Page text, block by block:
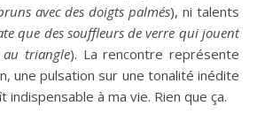
avec des doigts palmés), ni talents
que des souffleurs de verre qui jouent
triangle). La rencontre représente
une pulsation sur une tonalité inédite
indispensable à ma vie. Rien que ça.